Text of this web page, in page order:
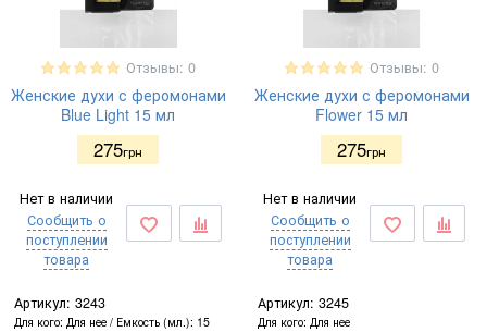
Отзывы: 0
Женские духи с феромонами
Blue Light 15 мл
275грн
Нет в наличии
Сообщить о
поступлении
товара
Артикул: 3243
Для кого Для нее Емкость (мл.) 15
Отзывы: 0
Женские духи с феромонами
Flower 15 мл
275грн
Нет в наличии
Сообщить о
поступлении
товара
Артикул: 3245
Для кого Для нее